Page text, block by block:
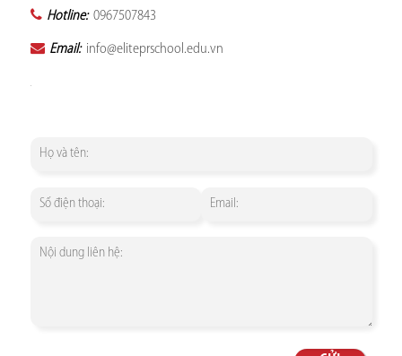
Hotline: 0967507843
Email: info@eliteprschool.edu.vn